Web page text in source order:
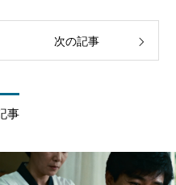
次の記事
事